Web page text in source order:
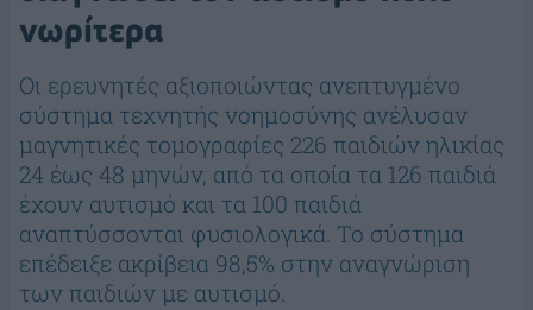
νωρίτερα
Οι ερευνητές αξιοποιώντας ανεπτυγμένο
σύστημα τεχνητής νοημοσύνης ανέλυσαν
μαγνητικές τομογραφίες 226 παιδιών ηλικίας
24 έως 48 μηνών, από τα οποία τα 126 παιδιά
έχουν αυτισμό και τα 100 παιδιά
αναπτύσσονται φυσιολογικά. Το σύστημα
επέδειξε ακρίβεια 98,5% στην αναγνώριση
των παιδιών με αυτισμό.